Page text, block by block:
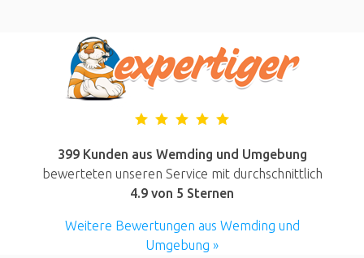
399 Kunden aus Wemding und Umgebung
bewerteten unseren Service mit durchschnittlich
4.9 von 5 Sternen
Weitere Bewertungen aus Wemding und
Umgebung »